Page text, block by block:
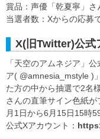
賞品：声優「乾夏寧」さ
当選者数：Xからの応募
X(旧Twitter)公式
「天空のアムネジア」
ア( @amnesia_mstyle )
た方の中から抽選で2名
さんの直筆サイン色紙
月1日から6月15日15時
公式Xアカウント：